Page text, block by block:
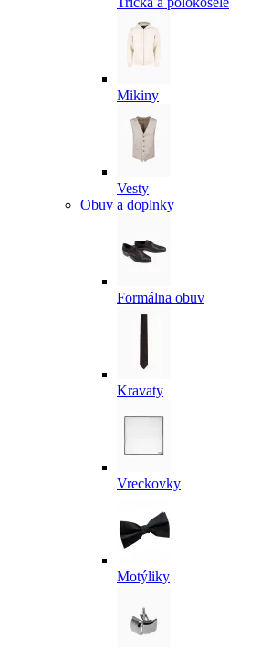
Mikiny
Vesty
Obuv a doplnky
Formálna obuv
Kravaty
Vreckovky
Motýliky